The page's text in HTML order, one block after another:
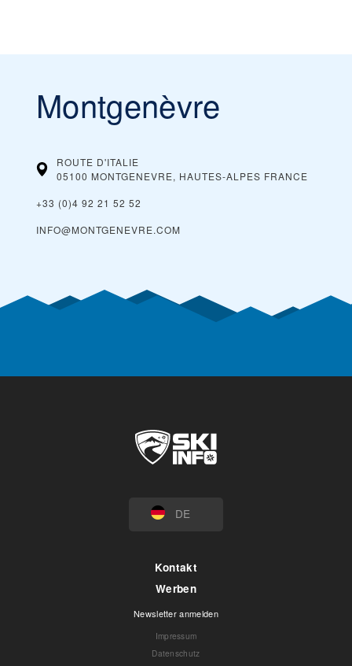
Montgenèvre
ROUTE D'ITALIE
05100 MONTGENEVRE, HAUTES-ALPES FRANCE
+33 (0)4 92 21 52 52
INFO@MONTGENEVRE.COM
DE
Kontakt
Werben
Newsletter anmelden
Impressum
Datenschutz